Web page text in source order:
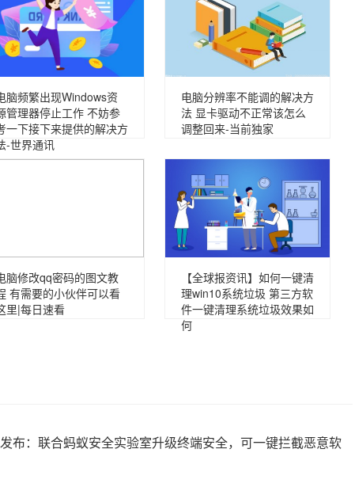
脑频繁出现Windows资
管理器停止工作 不妨参
一下接下来提供的解决方
-世界通讯
电脑分辨率不能调的解决方
法 显卡驱动不正常该怎么
调整回来-当前独家
脑修改qq密码的图文教
有需要的小伙伴可以看
里|每日速看
【全球报资讯】如何一键清
理win10系统垃圾 第三方软
件一键清理系统垃圾效果如
何
布：联合蚂蚁安全实验室升级终端安全，可一键拦截恶意软